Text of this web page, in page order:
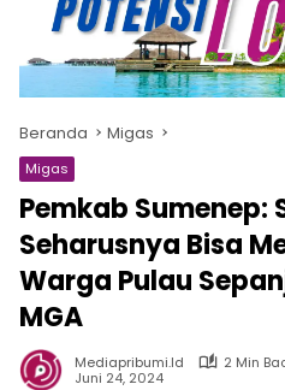
Beranda Migas
Migas
Pemkab Sumenep:
Seharusnya Bisa
Warga Pulau
MGA
Mediapribumi.id
2 Min
Juni 24, 2024